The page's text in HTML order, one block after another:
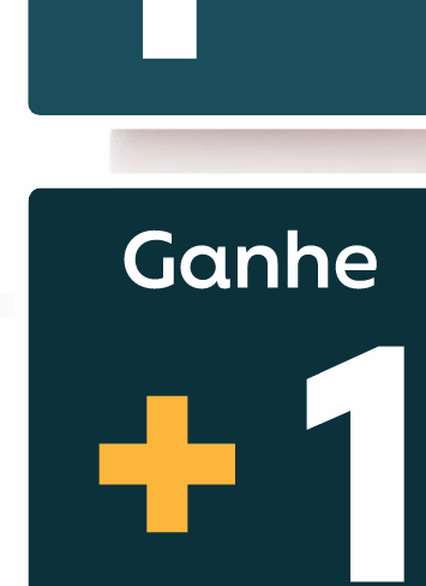
Quem viu, comprou também